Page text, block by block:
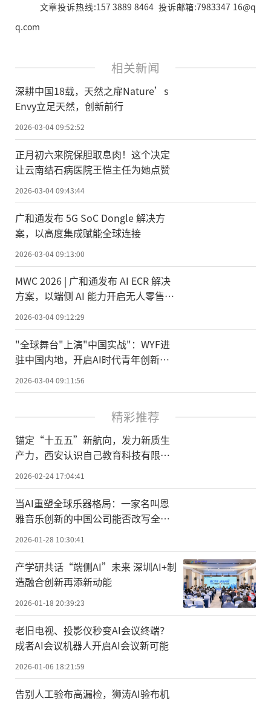
文章投诉热线:157 3889 8464 投诉邮箱:7983347 16@q
q.com
相关新闻
深耕中国18载，天然之扉Nature’s
Envy立足天然，创新前行
2026-03-04 09:52:52
正月初六来院保胆取息肉！这个决定
让云南结石病医院王恺主任为她点赞
2026-03-04 09:43:44
广和通发布 5G SoC Dongle 解决方
案，以高度集成赋能全球连接
2026-03-04 09:13:00
MWC 2026 | 广和通发布 AI ECR 解决
方案，以端侧 AI 能力开启无人零售新
纪元
2026-03-04 09:12:29
"全球舞台"上演"中国实战"：WYF进
驻中国内地，开启AI时代青年创新创
业新范式
2026-03-04 09:11:56
精彩推荐
锚定“十五五”新航向，发力新质生
产力，西安认识自己教育科技有限公
司荣膺国家级科技型中小企业
2026-02-24 17:04:41
当AI重塑全球乐器格局：一家名叫恩
雅音乐创新的中国公司能否改写全球
乐器创新史？
2026-01-28 10:30:41
产学研共话“端侧AI”未来 深圳AI+制
造融合创新再添新动能
2026-01-18 20:39:23
老旧电视、投影仪秒变AI会议终端？
成者AI会议机器人开启AI会议新可能
2026-01-06 18:21:59
告别人工验布高漏检，狮涛AI验布机